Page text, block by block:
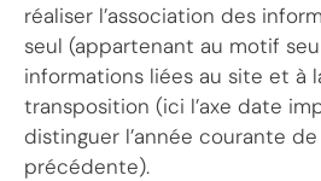
réaliser l’association des
seul (appartenant au motif
informations liées au site et à
transposition (ici l’axe date
distinguer l’année courante de
précédente).